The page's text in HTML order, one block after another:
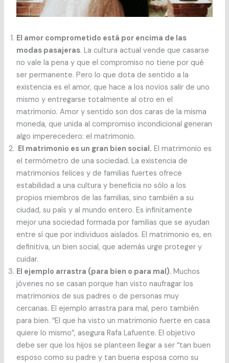
El amor comprometido está por encima de las
modas pasajeras. La cultura actual vende que casarse
no vale la pena y que el compromiso no tiene por qué
ser permanente. Pero lo que dota de sentido a la
existencia es el amor, que hace a los novios salir de uno
mismo y entregarse totalmente al otro en el
matrimonio. Amor y sentido son dos caras de la misma
moneda, que unida al compromiso incondicional generan
algo imperecedero: el matrimonio.
El matrimonio es un gran bien social. El matrimonio es
el termómetro de una sociedad. La existencia de
matrimonios felices y de familias fuertes ofrece
estabilidad a una cultura y beneficia no sólo a los
propios miembros de las familias, sino también a su
ciudad, su país y al mundo entero. Es infinitamente
mejor una sociedad formada por familias que se ayudan
entre sí que por individuos aislados. El matrimonio es, en
definitiva, un bien social, que además urge proteger y
cuidar.
El ejemplo arrastra (para bien o para mal). Muchos
jóvenes no se casan porque han visto naufragar los
matrimonios de sus padres o de personas muy
cercanas. El ejemplo arrastra para mal, pero también
para bien. “El que ha visto un matrimonio fuerte en casa
quiere lo mismo”, asegura Rafa Lafuente. El objetivo
debe ser que los hijos se planteen llegar a ser “tan buen
esposo como su padre y tan buena esposa como su